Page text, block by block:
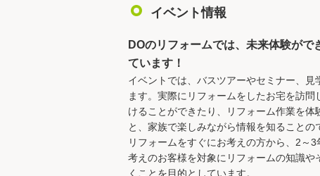
イベント情報
DOのリフォームでは、未来体験がで
ています！
イベントでは、バスツアーやセミナー、見
ます。実際にリフォームをしたお宅を訪問
けることができたり、リフォーム作業を体
と、家族で楽しみながら情報を知ることの
リフォームをすぐにお考えの方から、2～
考えのお客様を対象にリフォームの知識や
くことを目的としています。